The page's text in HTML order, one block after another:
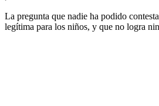
La pregunta que nadie ha podido
legítima para los niños, y que no logra